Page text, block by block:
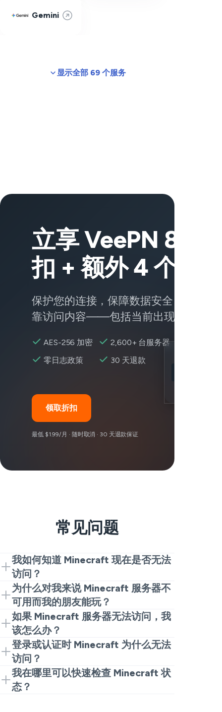
Gemini
显示全部 69 个服务
立享 VeePN 83%
扣 + 额外 4 个月
保护您的连接，保障数据安全，随时随
靠访问内容——包括当前出现问题的服
AES-256 加密
2,600+ 台服务器
零日志政策
30 天退款
领取折扣
最低 $1.99/月 · 随时取消 · 30 天退款保证
常见问题
我如何知道 Minecraft 现在是否无法
访问？
如果您问 Minecraft 现在是否无法访问，
首先检查一个实时跟踪器，比如此页面，
并查看趋势。一次真正的故障看起来像是
许多玩家同时报告的突然激增。如果图表
平稳，那么答案可能是“否”，问题更可能
是本地的。
为什么对我来说 Minecraft 服务器不
可用而我的朋友能玩？
这很常见。有时全球的 Minecraft 服务器
状态正常，但您的路线到服务器存在问
题。尝试切换 Wi Fi 到移动数据，重启您
的路由器，然后注销后重新登录。如果其
他人玩时仍失败，可能是区域路由问题，
而不是全面的 Minecraft 故障。
如果 Minecraft 服务器无法访问，我
该怎么办？
如果跟踪器确认 Minecraft 服务器无法访
问，并且许多人都在问，通常您只需等
待。重新安装在服务器端故障期间很少有
帮助。最好的做法是查看平台更新并在报
告减少时稍后重试。
登录或认证时 Minecraft 为什么无法
访问？
当玩家询问为什么 Minecraft 无法访问
时，通常与登录服务崩溃有关，但不是整
个游戏消失。当身份验证存在问题时，即
我在哪里可以快速检查 Minecraft 状
态？